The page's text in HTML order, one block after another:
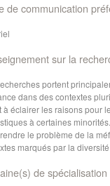
de communication
sur la
portent
dans des contextes
à éclairer les raisons pour
à certaines
le problème de la
marqués par la
de spécialisation